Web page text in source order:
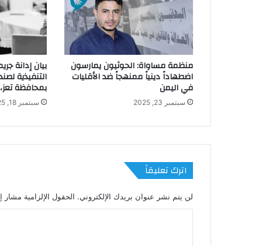
منظمة مساواة: الحوثيون يمارسون
اضطهاداً دينياً ممنهجاً ضد الأقليات
في اليمن
سبتمبر 23, 2025
بيان إدانة
التنفيذية
بمحافظة
سبتمبر 18, 2025
اترك تعليقاً
لن يتم نشر عنوان بريدك الإلكتروني. الحقول الإلزامية مشار